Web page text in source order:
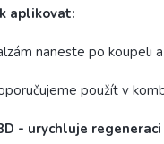
aplikovat:
naneste po koupeli
použít v
- urychluje regeneraci